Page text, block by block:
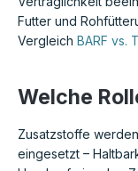
Futter und
Vergleich BARF vs.
Welche
Zusatzstoffe
eingesetzt –